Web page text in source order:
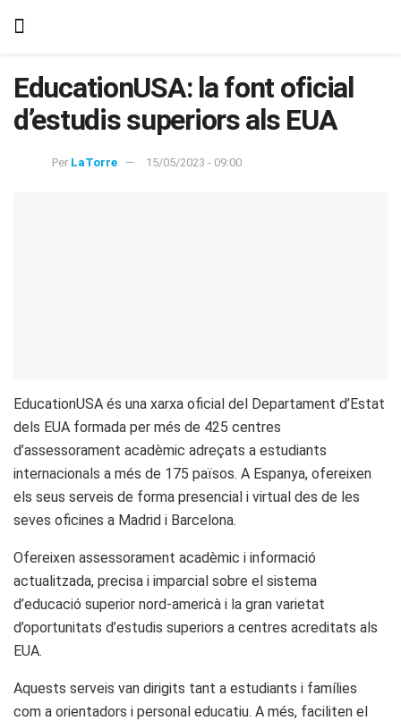
EducationUSA: la font oficial
d’estudis superiors als EUA
Per LaTorre 15/05/2023 - 09:00
EducationUSA és una xarxa oficial del Departament d’Estat
dels EUA formada per més de 425 centres
d’assessorament acadèmic adreçats a estudiants
internacionals a més de 175 països. A Espanya, ofereixen
els seus serveis de forma presencial i virtual des de les
seves oficines a Madrid i Barcelona.
Ofereixen assessorament acadèmic i informació
actualitzada, precisa i imparcial sobre el sistema
d’educació superior nord-americà i la gran varietat
d’oportunitats d’estudis superiors a centres acreditats als
EUA.
Aquests serveis van dirigits tant a estudiants i famílies
com a orientadors i personal educatiu. A més, faciliten el